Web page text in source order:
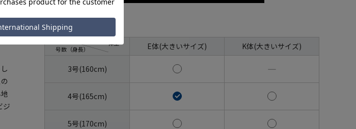
ジ
サイズ
号数（身長）
体型 E体(大きいサイズ) K体(大きいサイズ)
3号(160cm) ―
4号(165cm)
5号(170cm)